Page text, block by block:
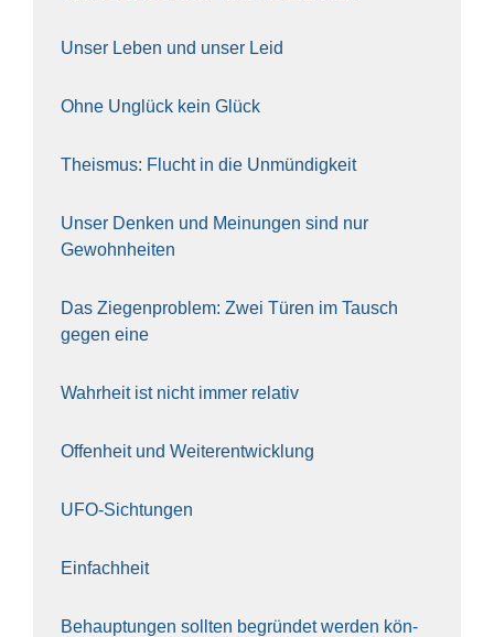
Unser Leben und unser Leid
Ohne Unglück kein Glück
The­is­mus: Flucht in die Unmün­dig­keit
Unser Den­ken und Mei­nun­gen sind nur
Gewohn­hei­ten
Das Zie­gen­pro­blem: Zwei Türen im Tausch
gegen eine
Wahr­heit ist nicht immer rela­tiv
Offen­heit und Wei­ter­ent­wick­lung
UFO-Sich­tun­gen
Ein­fach­heit
Behaup­tun­gen soll­ten begrün­det wer­den kön­